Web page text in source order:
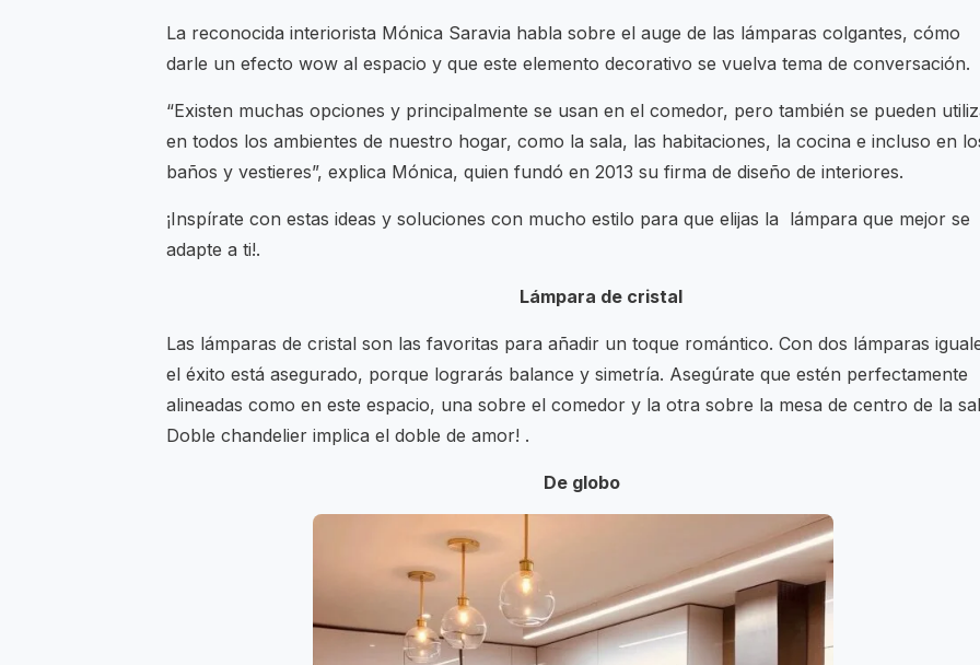
La reconocida interiorista Mónica Saravia habla sobre el auge de las lámparas colgantes, cómo
darle un efecto wow al espacio y que este elemento decorativo se vuelva tema de conversación.
“Existen muchas opciones y principalmente se usan en el comedor, pero también se pueden
en todos los ambientes de nuestro hogar, como la sala, las habitaciones, la cocina e incluso en
baños y vestieres”, explica Mónica, quien fundó en 2013 su firma de diseño de interiores.
¡Inspírate con estas ideas y soluciones con mucho estilo para que elijas la lámpara que mejor se
adapte a ti!.
Lámpara de cristal
Las lámparas de cristal son las favoritas para añadir un toque romántico. Con dos lámparas
el éxito está asegurado, porque lograrás balance y simetría. Asegúrate que estén perfectamente
alineadas como en este espacio, una sobre el comedor y la otra sobre la mesa de centro de la
Doble chandelier implica el doble de amor! .
De globo